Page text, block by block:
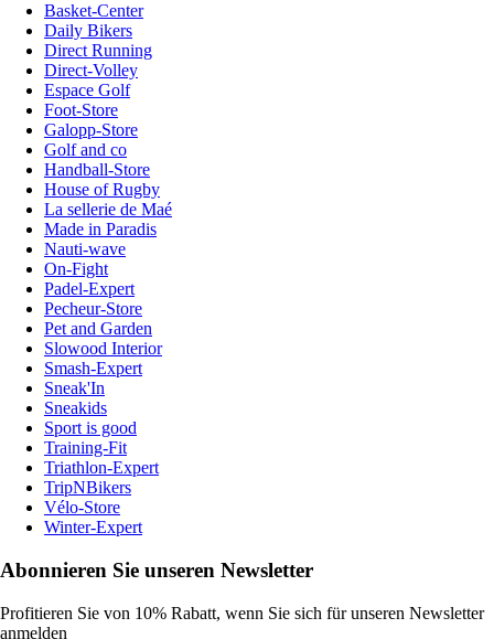
Basket-Center
Daily Bikers
Direct Running
Direct-Volley
Espace Golf
Foot-Store
Galopp-Store
Golf and co
Handball-Store
House of Rugby
La sellerie de Maé
Made in Paradis
Nauti-wave
On-Fight
Padel-Expert
Pecheur-Store
Pet and Garden
Slowood Interior
Smash-Expert
Sneak'In
Sneakids
Sport is good
Training-Fit
Triathlon-Expert
TripNBikers
Vélo-Store
Winter-Expert
Abonnieren Sie unseren Newsletter
Profitieren Sie von 10% Rabatt, wenn Sie sich für unseren Newsletter
anmelden